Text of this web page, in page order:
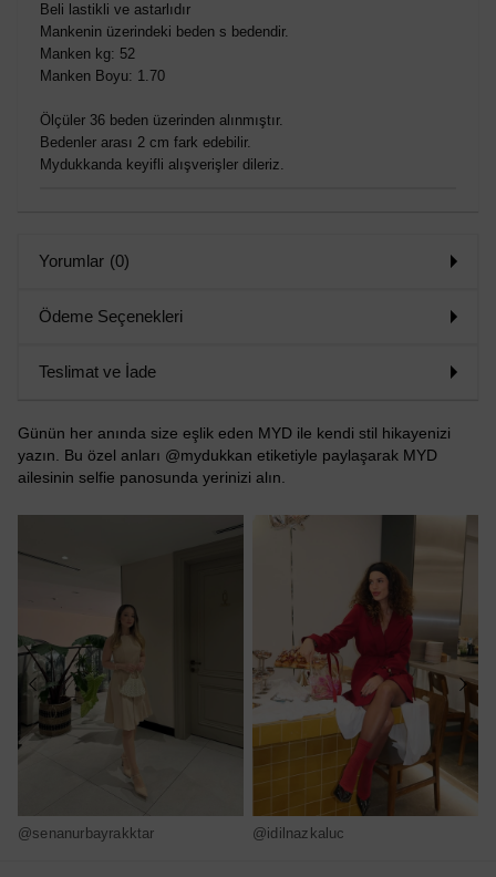
Beli lastikli ve astarlıdır
Mankenin üzerindeki beden s bedendir.
Manken kg: 52
Manken Boyu: 1.70
Ölçüler 36 beden üzerinden alınmıştır.
Bedenler arası 2 cm fark edebilir.
Mydukkanda keyifli alışverişler dileriz.
Yorumlar (0)
Ödeme Seçenekleri
Teslimat ve İade
Günün her anında size eşlik eden MYD ile kendi stil hikayenizi
yazın. Bu özel anları @mydukkan etiketiyle paylaşarak MYD
ailesinin selfie panosunda yerinizi alın.
@senanurbayrakktar @idilnazkaluc